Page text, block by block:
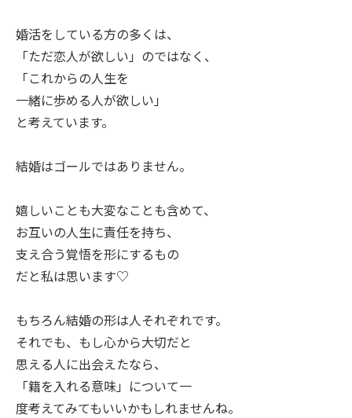
婚活をしている方の多くは、
「ただ恋人が欲しい」のではなく、
「これからの人生を
一緒に歩める人が欲しい」
と考えています。
結婚はゴールではありません。
嬉しいことも大変なことも含めて、
お互いの人生に責任を持ち、
支え合う覚悟を形にするもの
だと私は思います♡
もちろん結婚の形は人それぞれです。
それでも、もし心から大切だと
思える人に出会えたなら、
「籍を入れる意味」について一
度考えてみてもいいかもしれませんね。